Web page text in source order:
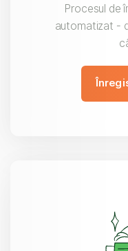
Procesul de
automatizat -